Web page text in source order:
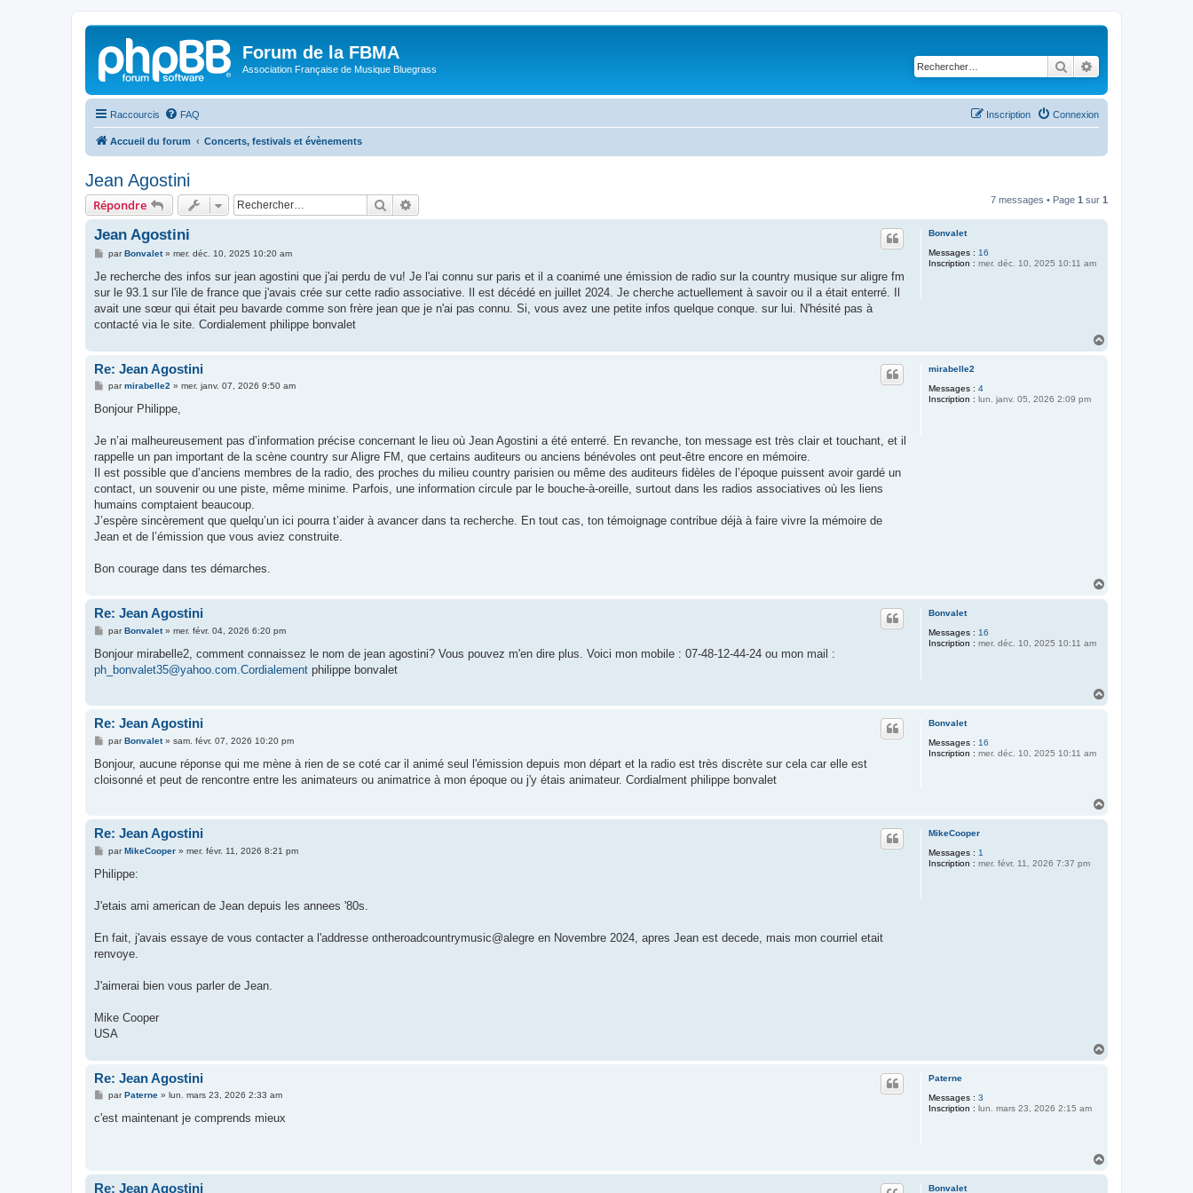
Forum de la FBMA
Association Française de Musique Bluegrass Rechercher
Raccourcis FAQ Connexion
Inscription
Accueil du forum Concerts, festivals et évènements
Jean Agostini
Répondre Rechercher 7 messages • Page 1 sur 1
Bonvalet
Messages : 16
Inscription : mer. déc. 10, 2025 10:11 am
Jean Agostini
M
s
a
g
parBonvalet» mer. déc. 10, 2025 10:20 am
Je recherche des infos sur jean agostini que j'ai perdu de vu! Je l'ai connu sur paris et il a coanimé une émission de radio sur la country musique sur aligre fm
sur le 93.1 sur l'ile de france que j'avais crée sur cette radio associative. Il est décédé en juillet 2024. Je cherche actuellement à savoir ou il a était enterré. Il
avait une sœur qui était peu bavarde comme son frère jean que je n'ai pas connu. Si, vous avez une petite infos quelque conque. sur lui. N'hésité pas à
contacté via le site. Cordialement philippe bonvalet
mirabelle2
Messages : 4
Inscription : lun. janv. 05, 2026 2:09 pm
Re: Jean Agostini
M
s
g
parmirabelle2 » mer. janv. 07, 2026 9:50 am
Bonjour Philippe,
Je n’ai malheureusement pas d’information précise concernant le lieu où Jean Agostini a été enterré. En revanche, ton message est très clair et touchant, et il
rappelle un pan important de la scène country sur Aligre FM, que certains auditeurs ou anciens bénévoles ont peut-être encore en mémoire.
Il est possible que d’anciens membres de la radio, des proches du milieu country parisien ou même des auditeurs fidèles de l’époque puissent avoir gardé un
contact, un souvenir ou une piste, même minime. Parfois, une information circule par le bouche-à-oreille, surtout dans les radios associatives où les liens
humains comptaient beaucoup.
J’espère sincèrement que quelqu’un ici pourra t’aider à avancer dans ta recherche. En tout cas, ton témoignage contribue déjà à faire vivre la mémoire de
Jean et de l’émission que vous aviez construite.
Bon courage dans tes démarches.
Bonvalet
Messages : 16
Inscription : mer. déc. 10, 2025 10:11 am
Re: Jean Agostini
M
s
a
parBonvalet» mer. févr. 04, 2026 6:20 pm
Bonjour mirabelle2, comment connaissez le nom de jean agostini? Vous pouvez m'en dire plus. Voici mon mobile : 07-48-12-44-24 ou mon mail :
ph_bonvalet35@yahoo.com.Cordialement philippe bonvalet
Bonvalet
Messages : 16
Inscription : mer. déc. 10, 2025 10:11 am
Re: Jean Agostini
M
s
a
parBonvalet» sam. févr. 07, 2026 10:20 pm
Bonjour, aucune réponse qui me mène à rien de se coté car il animé seul l'émission depuis mon départ et la radio est très discrète sur cela car elle est
cloisonné et peut de rencontre entre les animateurs ou animatrice à mon époque ou j'y étais animateur. Cordialment philippe bonvalet
MikeCooper
Messages : 1
Inscription : mer. févr. 11, 2026 7:37 pm
Re: Jean Agostini
M
s
g
parMikeCooper» mer. févr. 11, 2026 8:21 pm
Philippe:
J'etais ami american de Jean depuis les annees '80s.
En fait, j'avais essaye de vous contacter a l'addresse ontheroadcountrymusic@alegre en Novembre 2024, apres Jean est decede, mais mon courriel etait
renvoye.
J'aimerai bien vous parler de Jean.
Mike Cooper
USA
Paterne
Messages : 3
Inscription : lun. mars 23, 2026 2:15 am
Re: Jean Agostini
M
s
parPaterne» lun. mars 23, 2026 2:33 am
c'est maintenant je comprends mieux
Bonvalet
Re: Jean Agostini